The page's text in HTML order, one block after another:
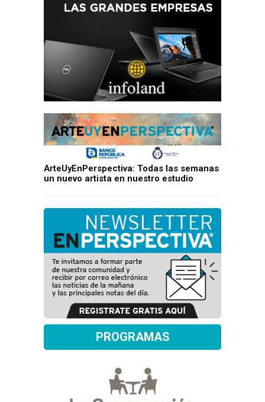
ArteUyEnPerspectiva: Todas las semanas
un nuevo artista en nuestro estudio
PROGRAMAS